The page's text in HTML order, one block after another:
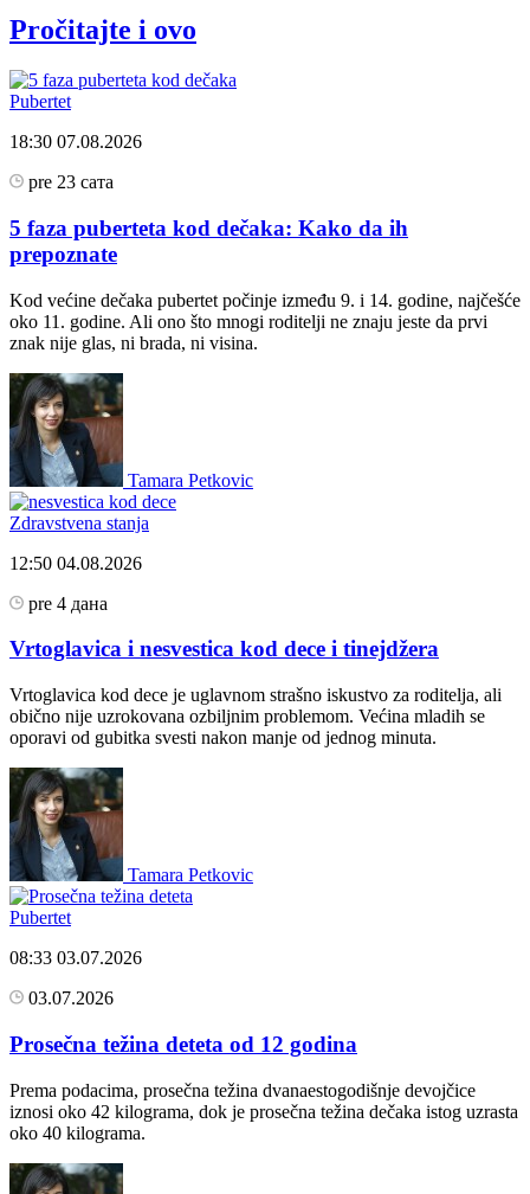
Pročitajte i ovo
Pubertet
18:30 07.08.2026
pre 23 сата
5 faza puberteta kod dečaka: Kako da ih
prepoznate
Kod većine dečaka pubertet počinje između 9. i 14. godine, najčešće
oko 11. godine. Ali ono što mnogi roditelji ne znaju jeste da prvi
znak nije glas, ni brada, ni visina.
Tamara Petkovic
Zdravstvena stanja
12:50 04.08.2026
pre 4 дана
Vrtoglavica i nesvestica kod dece i tinejdžera
Vrtoglavica kod dece je uglavnom strašno iskustvo za roditelja, ali
obično nije uzrokovana ozbiljnim problemom. Većina mladih se
oporavi od gubitka svesti nakon manje od jednog minuta.
Tamara Petkovic
Pubertet
08:33 03.07.2026
03.07.2026
Prosečna težina deteta od 12 godina
Prema podacima, prosečna težina dvanaestogodišnje devojčice
iznosi oko 42 kilograma, dok je prosečna težina dečaka istog uzrasta
oko 40 kilograma.